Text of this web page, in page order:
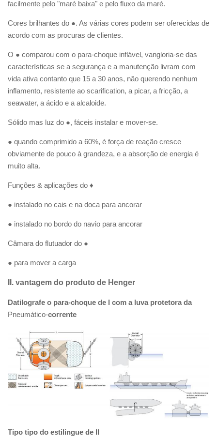
facilmente pelo "maré baixa" e pelo fluxo da maré.
Cores brilhantes do ●. As várias cores podem ser oferecidas de
acordo com as procuras de clientes.
O ● comparou com o para-choque inflável, vangloria-se das
características se a segurança e a manutenção livram com
vida ativa contanto que 15 a 30 anos, não querendo nenhum
inflamento, resistente ao scarification, a picar, a fricção, a
seawater, a ácido e a alcaloide.
Sólido mas luz do ●, fáceis instalar e mover-se.
● quando comprimido a 60%, é força de reação cresce
obviamente de pouco à grandeza, e a absorção de energia é
muito alta.
Funções & aplicações do ♦
● instalado no cais e na doca para ancorar
● instalado no bordo do navio para ancorar
Câmara do flutuador do ●
● para mover a carga
II. vantagem do produto de Henger
Datilografe o para-choque de I com a luva protetora da
Pneumático-corrente
Tipo tipo do estilingue de II